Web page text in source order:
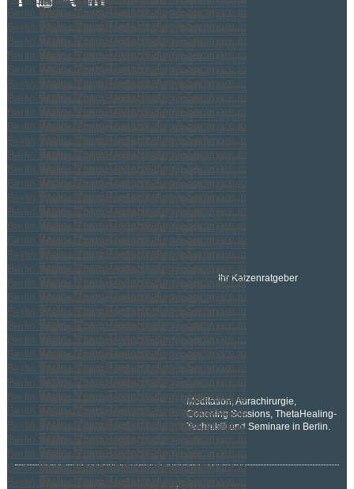
Ihr Katzenratgeber
Meditation, Aurachirurgie,
Coaching Sessions, ThetaHealing-
Technik® und Seminare in Berlin.